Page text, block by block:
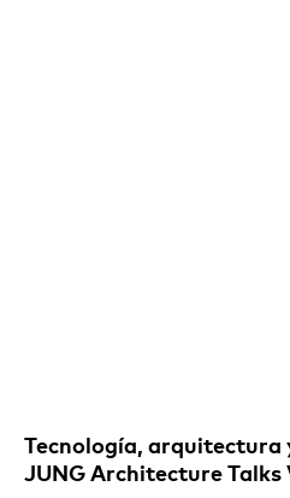
Tecnología,
JUNG Architecture Talks